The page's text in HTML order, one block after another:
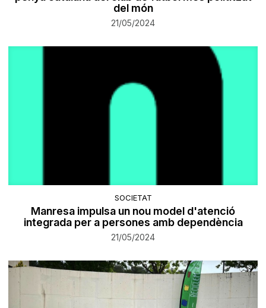
del món
21/05/2024
SOCIETAT
Manresa impulsa un nou model d'atenció
integrada per a persones amb dependència
21/05/2024